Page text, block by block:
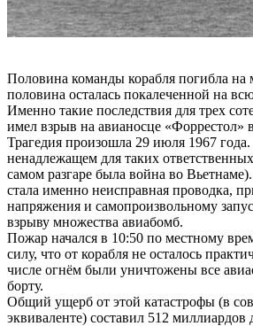
Половина команды корабля погибла на
половина осталась покалеченной на
Именно такие последствия для трех
имел взрыв на авианосце «Форрестол»
Трагедия произошла 29 июля 1967
ненадлежащем для таких
самом разгаре была война во
стала именно неисправная проводка,
напряжения и самопроизвольному
взрыву множества авиабомб.
Пожар начался в 10:50 по местному
силу, что от корабля не осталось
числе огнём были уничтожены все
борту.
Общий ущерб от этой катастрофы (в
эквиваленте) составил 512